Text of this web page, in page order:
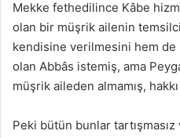
Mekke fethedilince Kâbe
olan bir müşrik ailenin
kendisine verilmesini hem de
olan Abbâs istemiş, ama
müşrik aileden almamış,
Peki bütün bunlar